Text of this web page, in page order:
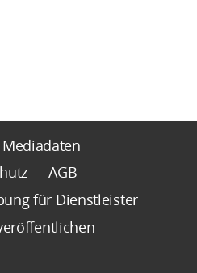
Mediadaten
AGB
für Dienstleister